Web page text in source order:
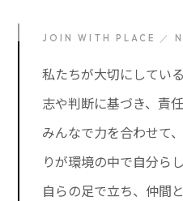
JOIN WITH PLACE ／
私たちが大切にしている
志や判断に基づき、責
みんなで力を合わせて
りが環境の中で自分ら
自らの足で立ち、仲間